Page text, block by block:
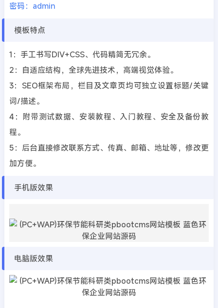
密码：admin
模板特点
1：手工书写DIV+CSS、代码精简无冗余。
2：自适应结构，全球先进技术，高端视觉体验。
3：SEO框架布局，栏目及文章页均可独立设置标题/关键
词/描述。
4：附带测试数据、安装教程、入门教程、安全及备份教
程。
5：后台直接修改联系方式、传真、邮箱、地址等，修改更
加方便。
手机版效果
电脑版效果